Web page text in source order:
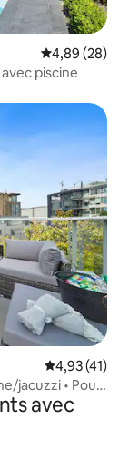
Évaluation
4,89 (28)
piscine
Évaluation
4,93 (41)
jacuzzi • Pour
avec